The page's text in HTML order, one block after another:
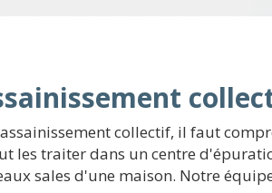
collectif, il faut
les traiter dans un centre
sales d'une maison. Notre